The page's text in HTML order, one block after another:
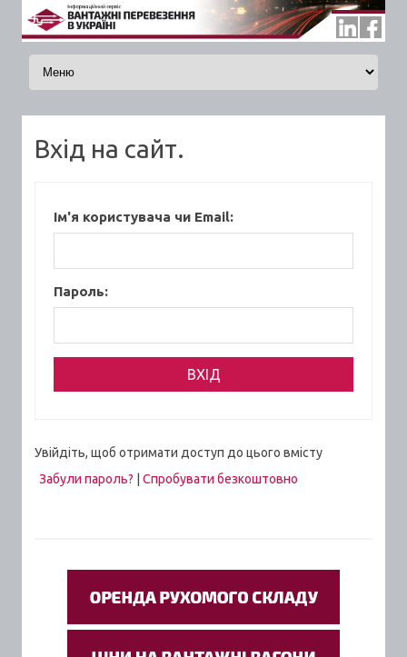
Skip to content
Вхід на сайт.
Ім'я користувача чи Email:
Пароль:
Увійдіть, щоб отримати доступ до цього вмісту
Забули пароль?
Спробувати безкоштовно